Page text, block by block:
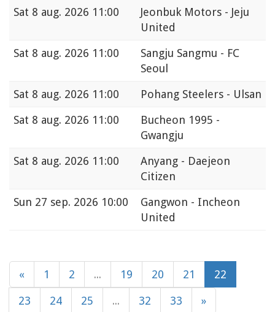
Sat 8 aug. 2026 11:00
Jeonbuk Motors - Jeju
United
Sat 8 aug. 2026 11:00
Sangju Sangmu - FC
Seoul
Sat 8 aug. 2026 11:00
Pohang Steelers - Ulsan
Sat 8 aug. 2026 11:00
Bucheon 1995 -
Gwangju
Sat 8 aug. 2026 11:00
Anyang - Daejeon
Citizen
Sun 27 sep. 2026 10:00
Gangwon - Incheon
United
« 1 2 ... 19 20 21 22
23 24 25 ... 32 33 »